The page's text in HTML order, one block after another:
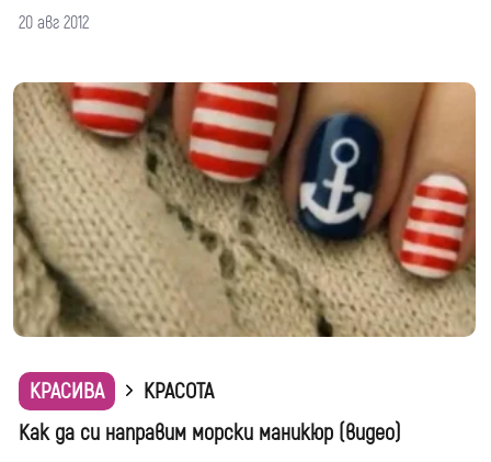
20 авг 2012
КРАСИВА
КРАСОТА
Как да си направим морски маникюр (видео)